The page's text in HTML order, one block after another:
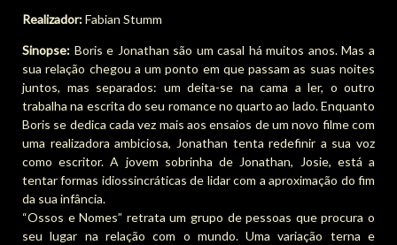
Realizador:Fabian Stumm
Sinopse: Boris e Jonathan são um casal há muitos anos. Mas a
sua relação chegou a um ponto em que passam as suas noites
juntos, mas separados: um deita-se na cama a ler, o outro
trabalha na escrita do seu romance no quarto ao lado. Enquanto
Boris se dedica cada vez mais aos ensaios de um novo filme com
uma realizadora ambiciosa, Jonathan tenta redefinir a sua voz
como escritor. A jovem sobrinha de Jonathan, Josie, está a
tentar formas idiossincráticas de lidar com a aproximação do fim
da sua infância.
“Ossos e Nomes” retrata um grupo de pessoas que procura o
seu lugar na relação com o mundo. Uma variação terna e